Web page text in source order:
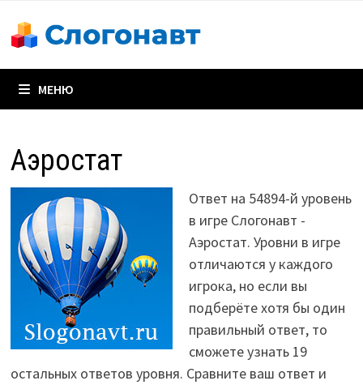
содержимому
МЕНЮ
Аэростат
Ответ на 54894-й уровень
в игре Слогонавт -
Аэростат. Уровни в игре
отличаются у каждого
игрока, но если вы
подберёте хотя бы один
правильный ответ, то
сможете узнать 19
остальных ответов уровня. Сравните ваш ответ и